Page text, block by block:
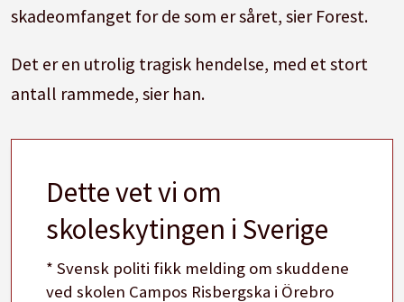
skadeomfanget for de som er såret, sier Forest.
Det er en utrolig tragisk hendelse, med et stort
antall rammede, sier han.
Dette vet vi om
skoleskytingen i Sverige
* Svensk politi fikk melding om skuddene
ved skolen Campos Risbergska i Örebro